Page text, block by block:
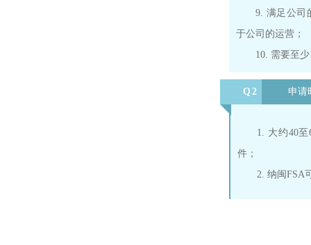
9. 满足公司
于公司的运营；
10. 需要至
Q2 申请
1. 大约40
件；
2. 纳闽FSA